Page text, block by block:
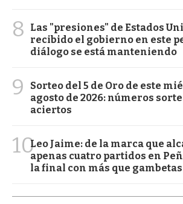
8
Las "presiones" de Estados
recibido el gobierno en este
diálogo se está manteniendo
9
Sorteo del 5 de Oro de este
agosto de 2026: números
aciertos
10Leo Jaime: de la marca que
apenas cuatro partidos en
la final con más que gambetas